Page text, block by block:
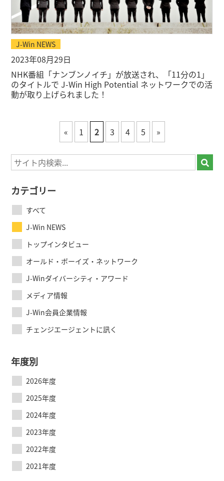
J-Win NEWS
2023年08月29日
NHK番組「ナンブンノイチ」が放送され、「11分の1」
のタイトルで J-Win High Potential ネットワークでの活
動が取り上げられました！
« 1 2 3 4 5 »
カテゴリー
すべて
J-Win NEWS
トップインタビュー
オールド・ボーイズ・ネットワーク
J-Winダイバーシティ・アワード
メディア情報
J-Win会員企業情報
チェンジエージェントに訊く
年度別
2026年度
2025年度
2024年度
2023年度
2022年度
2021年度